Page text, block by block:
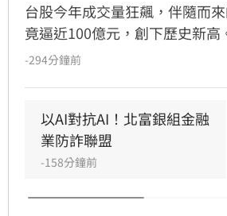
台股今年成交量狂飆，伴隨而
竟逼近100億元，創下歷史新高
利用高槓桿「空手套白狼」，金
正密切監控房貸、信貸等「4
桿亂象，並籌建「台股儀表板
據，透過強化風險監理與資訊
市場投機風氣，引導台股回歸
維護資本市場秩序與金融穩定。
-294分鐘前
以AI對抗AI！北富銀組金融
業防詐聯盟
-158分鐘前